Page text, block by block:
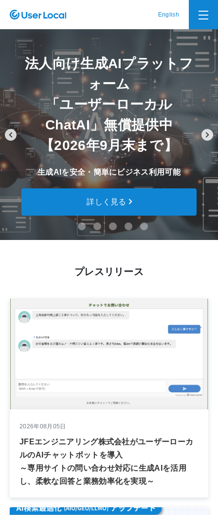
English
法人向け生成AIプラットフ
ォーム
「ユーザーローカル
ChatAI」無償提供中
【2026年9月末まで】
生成AIを安全・簡単にビジネス利用可能
詳しく見る
プレスリリース
2026年08月05日
JFEエンジニアリング株式会社がユーザーローカ
ルのAIチャットボットを導入
～専用サイトの問い合わせ対応に生成AIを活用
し、柔軟な回答と業務効率化を実現～